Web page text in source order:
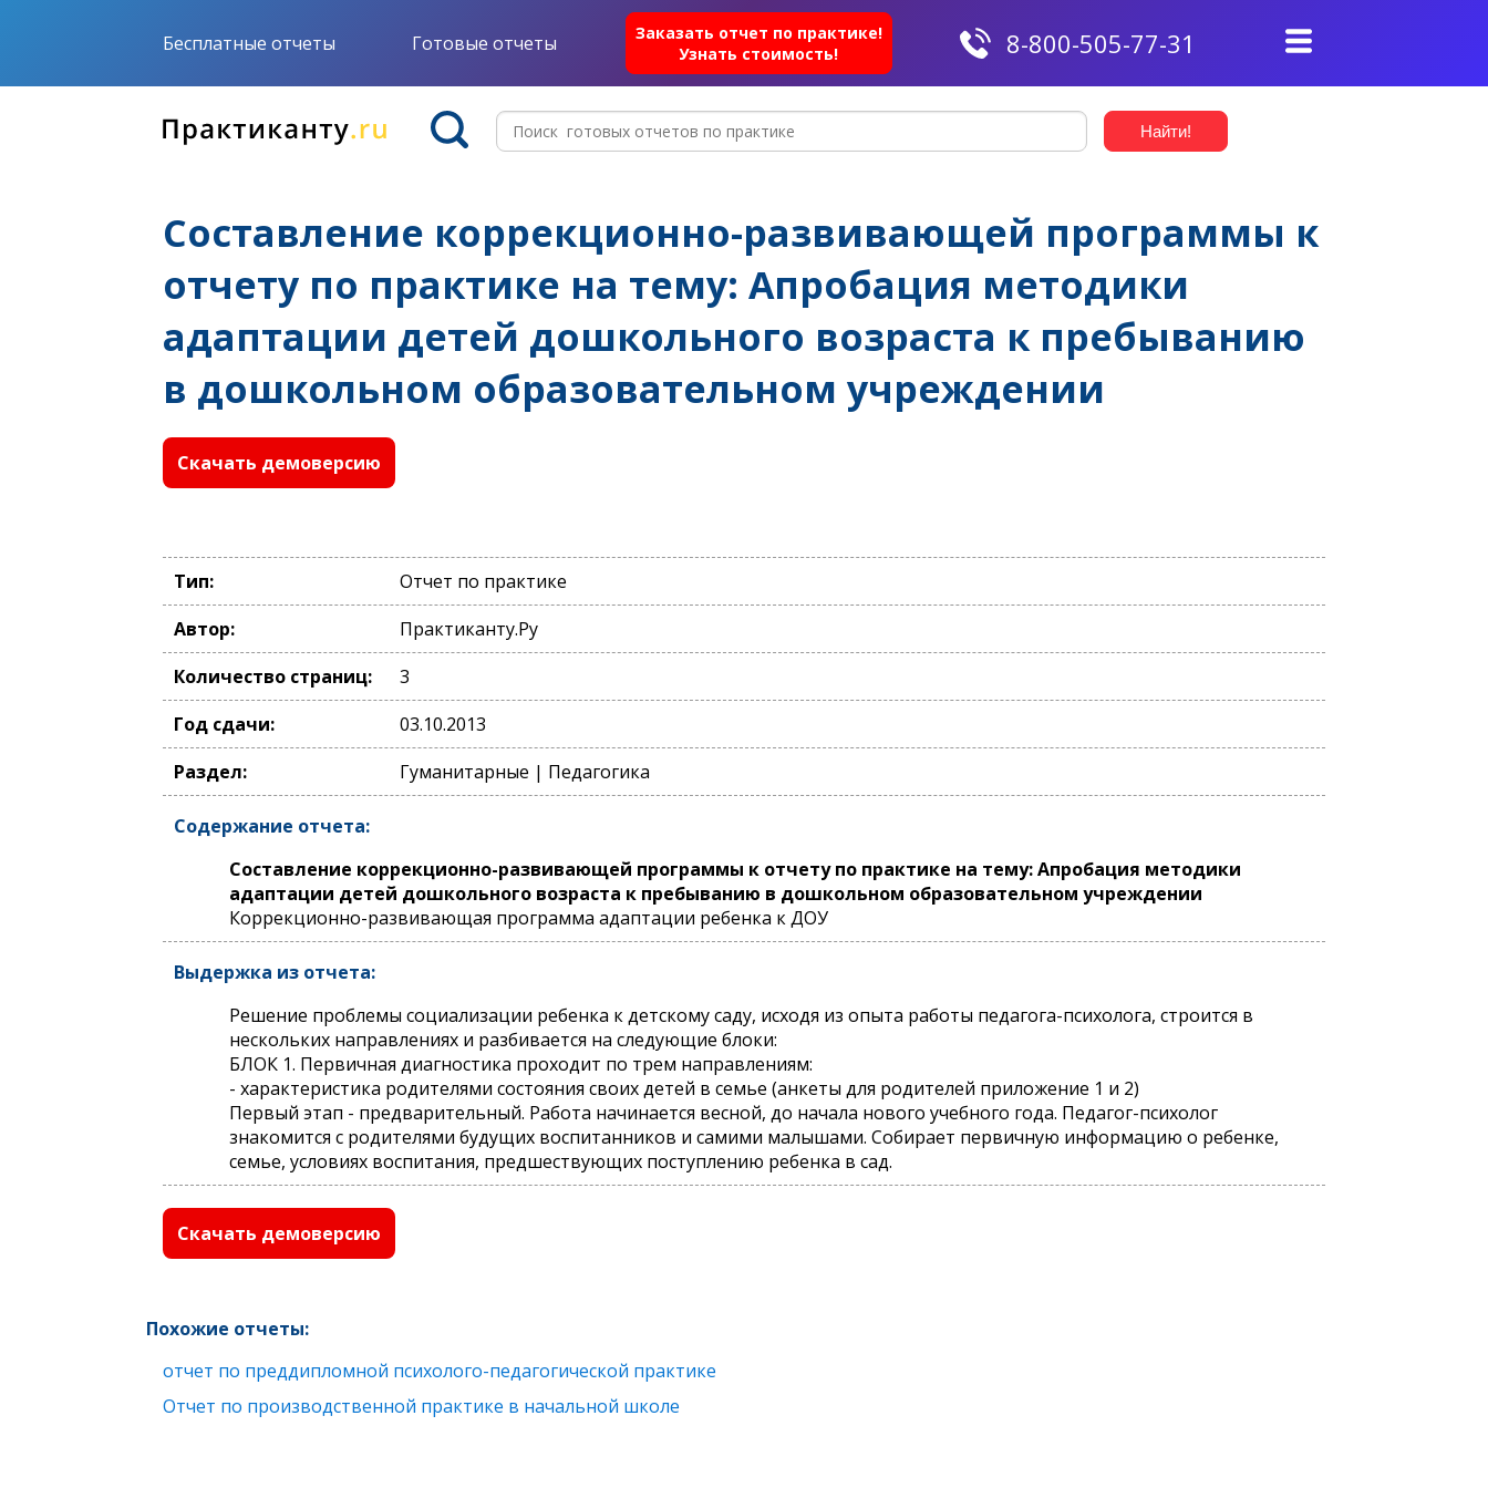
Бесплатные отчеты Готовые отчеты
Заказать отчет по практике!
Узнать стоимость!
8-800-505-77-31
Составление коррекционно-развивающей программы к
отчету по практике на тему: Апробация методики
адаптации детей дошкольного возраста к пребыванию
в дошкольном образовательном учреждении
Скачать демоверсию
Тип:
Отчет по практике
Автор:
Практиканту.Ру
Количество страниц:
3
Год сдачи:
03.10.2013
Раздел:
Гуманитарные | Педагогика
Содержание отчета:
Составление коррекционно-развивающей программы к отчету по практике на тему: Апробация методики
адаптации детей дошкольного возраста к пребыванию в дошкольном образовательном учреждении
Коррекционно-развивающая программа адаптации ребенка к ДОУ
Выдержка из отчета:
Решение проблемы социализации ребенка к детскому саду, исходя из опыта работы педагога-психолога, строится в
нескольких направлениях и разбивается на следующие блоки:
БЛОК 1. Первичная диагностика проходит по трем направлениям:
- характеристика родителями состояния своих детей в семье (анкеты для родителей приложение 1 и 2)
Первый этап - предварительный. Работа начинается весной, до начала нового учебного года. Педагог-психолог
знакомится с родителями будущих воспитанников и самими малышами. Собирает первичную информацию о ребенке,
семье, условиях воспитания, предшествующих поступлению ребенка в сад.
Скачать демоверсию
Похожие отчеты:
отчет по преддипломной психолого-педагогической практике
Отчет по производственной практике в начальной школе